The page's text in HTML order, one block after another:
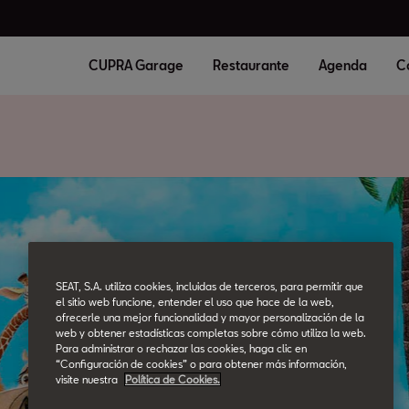
CUPRA Garage Restaurante Agenda
SEAT, S.A. utiliza cookies, incluidas de terceros, para permitir que
el sitio web funcione, entender el uso que hace de la web,
ofrecerle una mejor funcionalidad y mayor personalización de la
web y obtener estadísticas completas sobre cómo utiliza la web.
Para administrar o rechazar las cookies, haga clic en
“Configuración de cookies” o para obtener más información,
visite nuestra
Política de Cookies.